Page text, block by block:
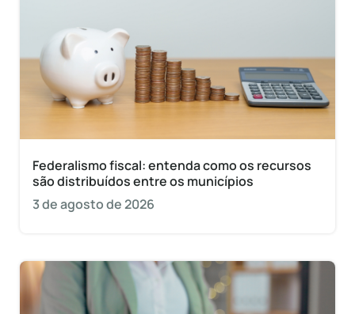
Federalismo fiscal: entenda como os recursos
são distribuídos entre os municípios
3 de agosto de 2026